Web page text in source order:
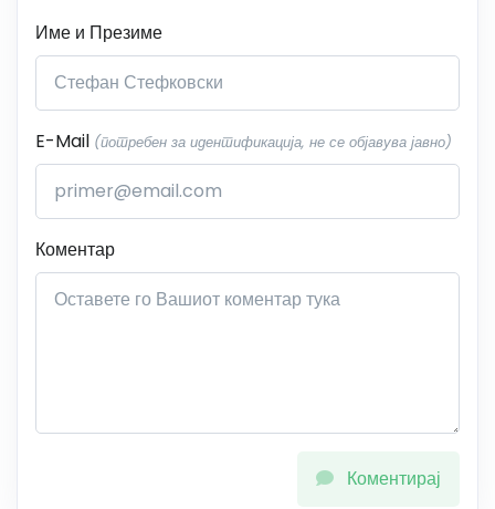
Име и Презиме
E-Mail (потребен за идентификација, не се објавува јавно)
Коментар
Коментирај